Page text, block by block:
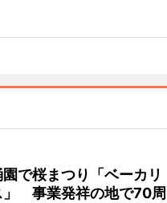
で桜まつり「ベーカリ
」 事業発祥の地で70周